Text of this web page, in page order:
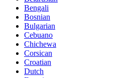
Bengali
Bosnian
Bulgarian
Cebuano
Chichewa
Corsican
Croatian
Dutch